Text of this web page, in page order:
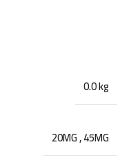
0.0 kg
20MG,45MG